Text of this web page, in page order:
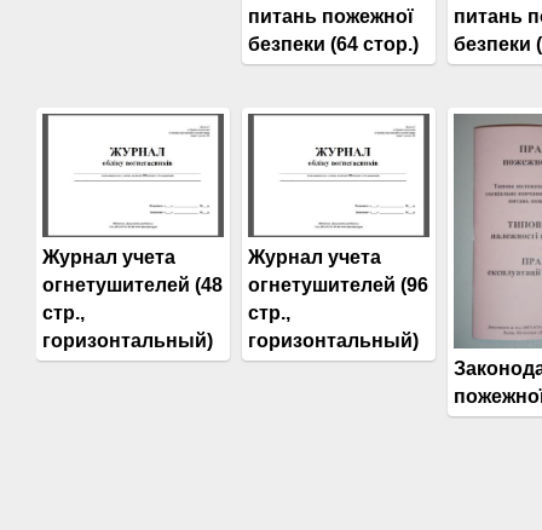
питань пожежної
безпеки (64 стор.)
питань
безпеки
Журнал учета
огнетушителей (48
стр.,
горизонтальный)
Журнал учета
огнетушителей (96
стр.,
горизонтальный)